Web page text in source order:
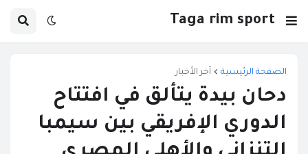
Taga rim sport
الصفحة الرئيسية آخر الأخبار
دحان بيدة يتألق في افتتاح
الدوري الإفريقي بين سيمبا